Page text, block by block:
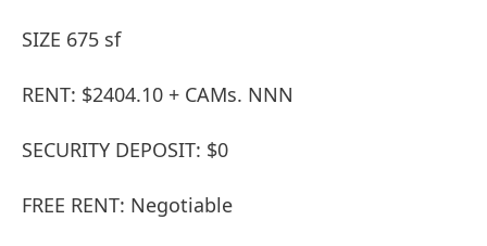
SIZE 675 sf
RENT: $2404.10 + CAMs. NNN
SECURITY DEPOSIT: $0
FREE RENT: Negotiable